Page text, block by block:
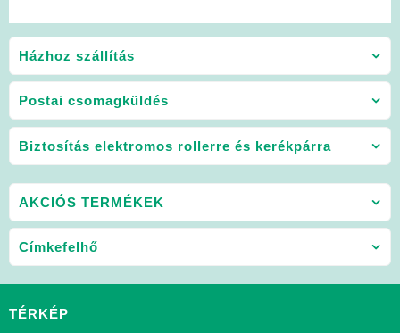
Házhoz szállítás
Postai csomagküldés
Biztosítás elektromos rollerre és kerékpárra
AKCIÓS TERMÉKEK
Címkefelhő
TÉRKÉP